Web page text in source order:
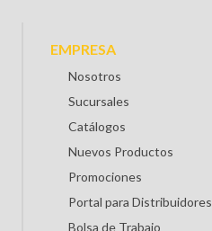
EMPRESA
Nosotros
Sucursales
Catálogos
Nuevos Productos
Promociones
Portal para Distribuidores
Bolsa de Trabajo